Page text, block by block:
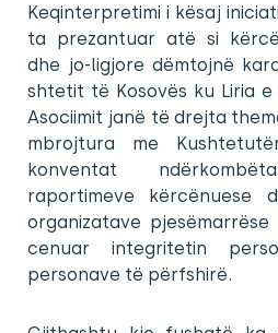
Keqinterpretimi i kësaj
ta prezantuar atë si
dhe jo-ligjore dëmtojnë
shtetit të Kosovës ku Liria e
Asociimit janë të drejta
mbrojtura me
konventat
raportimeve kërcënuese
organizatave
cenuar integritetin
personave të përfshirë.